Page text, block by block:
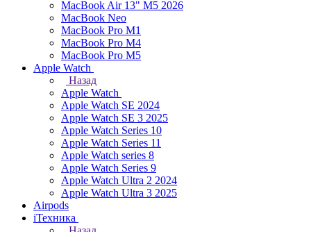
MacBook Air 13" М5 2026
MacBook Neo
MacBook Pro M1
MacBook Pro M4
MacBook Pro M5
Apple Watch
Назад
Apple Watch
Apple Watch SE 2024
Apple Watch SE 3 2025
Apple Watch Series 10
Apple Watch Series 11
Apple Watch series 8
Apple Watch Series 9
Apple Watch Ultra 2 2024
Apple Watch Ultra 3 2025
Airpods
iТехника